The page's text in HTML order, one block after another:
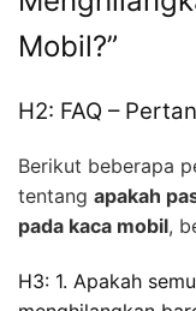
Mobil?”
H2: FAQ –
Berikut beberapa
tentang apakah
pada kaca mobil,
H3: 1. Apakah